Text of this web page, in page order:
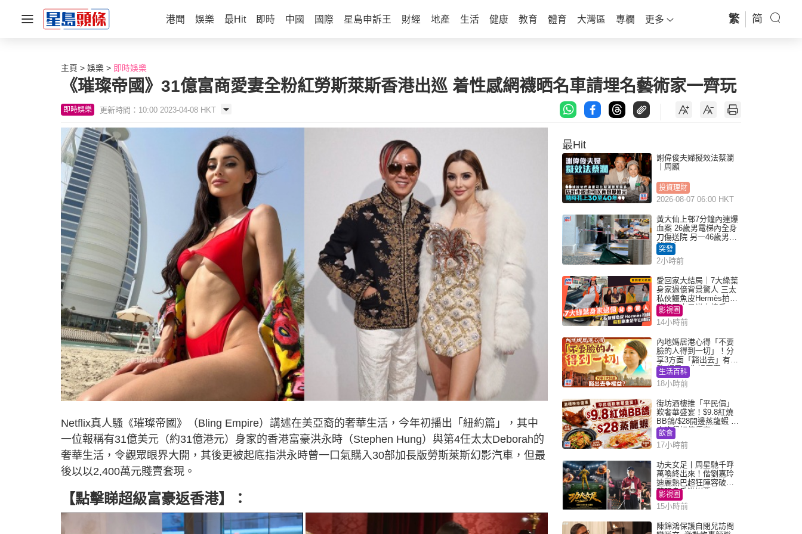
港聞 娛樂 最Hit 即時 中國 國際 星島申訴王 財經 地產 生活 健康 教育 體育 大灣區 專欄 更多 繁 简
主頁 娛樂 即時娛樂
《璀璨帝國》31億富商愛妻全粉紅勞斯萊斯香港出巡 着性感網襪晒名車請埋名藝術家一齊玩
即時娛樂 更新時間：10:00 2023-04-08 HKT
Netflix真人騷《璀璨帝國》（Bling Empire）講述在美亞裔的奢華生活，今年初播出「紐約篇」，其中
一位報稱有31億美元（約31億港元）身家的香港富豪洪永時（Stephen Hung）與第4任太太Deborah的
奢華生活，令觀眾眼界大開，其後更被起底指洪永時曾一口氣購入30部加長版勞斯萊斯幻影汽車，但最
後以以2,400萬元賤賣套現。
【點擊睇超級富豪返香港】：
最Hit
謝偉俊夫婦擬效法蔡瀾
｜周顯
投資理財
2026-08-07 06:00 HKT
黃大仙上邨7分鐘內連爆
血案 26歲男電梯內全身
刀傷送院 另一46歲男倒
斃平台
突發
2小時前
愛回家大結局｜7大綠葉
身家過億背景驚人 三太
私伙鱷魚皮Hermès拍劇
蘇姐原來是半山樓后
影視圈
14小時前
內地媽居港心得「不要
臉的人得到一切」！分
享3方面「豁出去」有著
數 網民：你好厲害
生活百科
18小時前
街坊酒樓推「平民價」
歎奢華盛宴！$9.8紅燒
BB鴿/$28開邊蒸龍蝦 3
大晚餐超值優惠
飲食
17小時前
功夫女足丨周星馳千呼
萬喚終出來！偕劉嘉玲
迪麗熱巴超狂陣容破天
荒現身香港謝票
影視圈
15小時前
陳錦鴻保護自閉兒訪問